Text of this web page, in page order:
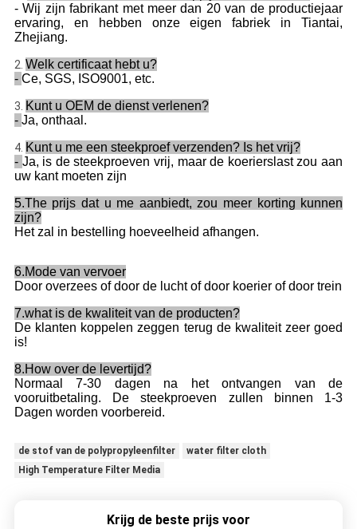
- Wij zijn fabrikant met meer dan 20 van de productiejaar
ervaring, en hebben onze eigen fabriek in Tiantai,
Zhejiang.
2. Welk certificaat hebt u?
- Ce, SGS, ISO9001, etc.
3. Kunt u OEM de dienst verlenen?
- Ja, onthaal.
4. Kunt u me een steekproef verzenden? Is het vrij?
- Ja, is de steekproeven vrij, maar de koerierslast zou aan
uw kant moeten zijn
5.The prijs dat u me aanbiedt, zou meer korting kunnen
zijn?
Het zal in bestelling hoeveelheid afhangen.
6.Mode van vervoer
Door overzees of door de lucht of door koerier of door trein
7.what is de kwaliteit van de producten?
De klanten koppelen zeggen terug de kwaliteit zeer goed
is!
8.How over de levertijd?
Normaal 7-30 dagen na het ontvangen van de
vooruitbetaling. De steekproeven zullen binnen 1-3
Dagen worden voorbereid.
de stof van de polypropyleenfilter
water filter cloth
High Temperature Filter Media
Krijg de beste prijs voor